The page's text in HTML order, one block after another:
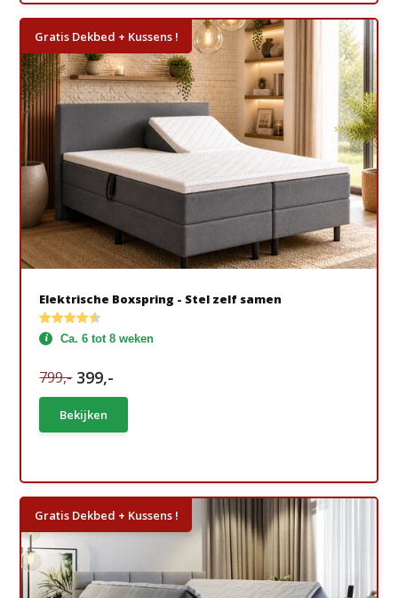
Gratis Dekbed + Kussens !
Elektrische Boxspring - Stel zelf samen
Ca. 6 tot 8 weken
799,- 399,-
Bekijken
Gratis Dekbed + Kussens !